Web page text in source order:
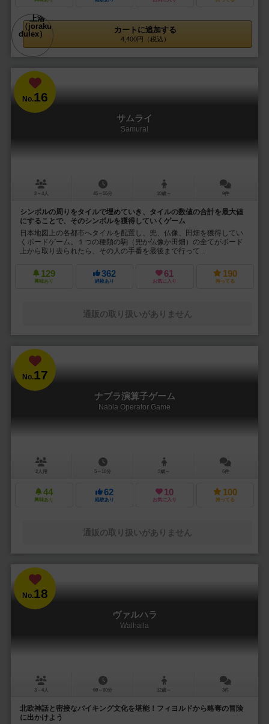
カートに追加する
4,400円（税込）
No.16
サムライ
Samurai
2～4人 45～55分 10歳～ 9件
シンボルの周りをタイルで埋めていき、タイルの数値の合計を最大値
にすることで、そのシンボルを獲得していくゲーム
日本地図上の各都市へタイルを配置し、兜、仏像、田畑を獲得してい
くボードゲーム。１つの種類の駒（兜か仏像か田畑）の全てがボード
上から取り去られたら、その人の手番を最後まで行って...
129
興味あり
362
経験あり
61
お気に入り
190
持ってる
通販の取り扱いがありません
No.17
ナブラ演算子ゲーム
Nabla Operator Game
2人用 5～10分 3歳～ 6件
44
興味あり
62
経験あり
10
お気に入り
100
持ってる
通販の取り扱いがありません
No.18
ヴァルハラ
Walhalla
3～4人 60～80分 12歳～ 3件
北欧神話と密接なバイキング文化を堪能！フィヨルドから略奪の冒険
に出かけよう